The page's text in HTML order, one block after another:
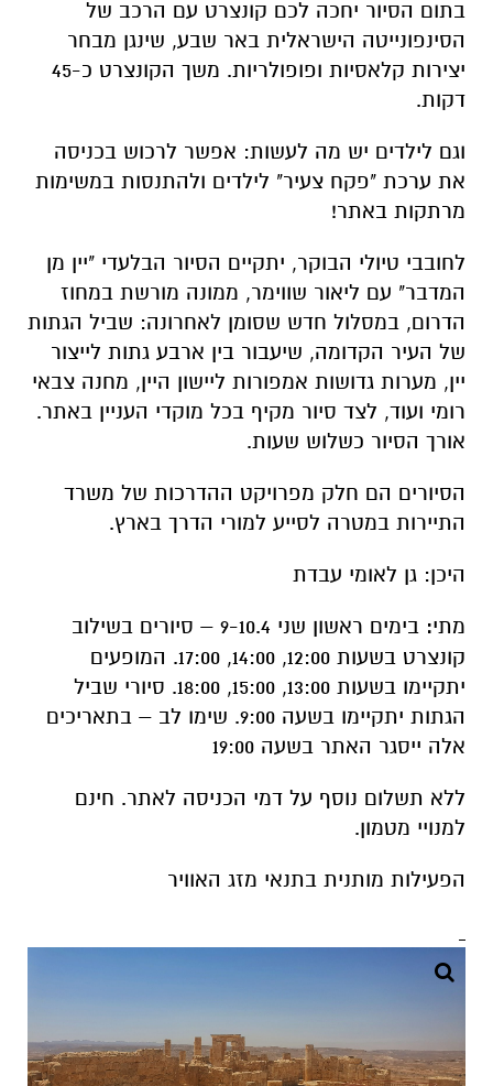
בתום הסיור יחכה לכם קונצרט עם הרכב של
הסינפונייטה הישראלית באר שבע, שינגן מבחר
יצירות קלאסיות ופופולריות. משך הקונצרט כ-45
דקות.
וגם לילדים יש מה לעשות: אפשר לרכוש בכניסה
את ערכת "פקח צעיר" לילדים ולהתנסות במשימות
מרתקות באתר!
לחובבי טיולי הבוקר, יתקיים הסיור הבלעדי "יין מן
המדבר" עם ליאור שווימר, ממונה מורשת במחוז
הדרום, במסלול חדש שסומן לאחרונה: שביל הגתות
של העיר הקדומה, שיעבור בין ארבע גתות לייצור
יין, מערות גדושות אמפורות ליישון היין, מחנה צבאי
רומי ועוד, לצד סיור מקיף בכל מוקדי העניין באתר.
אורך הסיור כשלוש שעות.
הסיורים הם חלק מפרויקט ההדרכות של משרד
התיירות במטרה לסייע למורי הדרך בארץ.
היכן: גן לאומי עבדת
מתי:
בימים ראשון שני 9-10.4 – סיורים בשילוב
קונצרט בשעות 12:00, 14:00, 17:00. המופעים
יתקיימו בשעות 13:00, 15:00, 18:00. סיורי שביל
הגתות יתקיימו בשעה 9:00. שימו לב – בתאריכים
אלה ייסגר האתר בשעה 19:00
ללא תשלום נוסף על דמי הכניסה לאתר. חינם
למנויי מטמון.
הפעילות מותנית בתנאי מזג האוויר